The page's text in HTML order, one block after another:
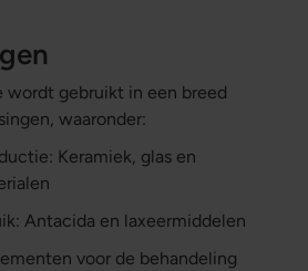
wordt gebruikt in een breed
waaronder:
Keramiek, glas en
Antacida en laxeermiddelen
voor de behandeling